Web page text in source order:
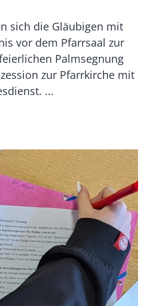
sich die Gläubigen mit
vor dem Pfarrsaal zur
Palmsegnung
zur Pfarrkirche mit
...